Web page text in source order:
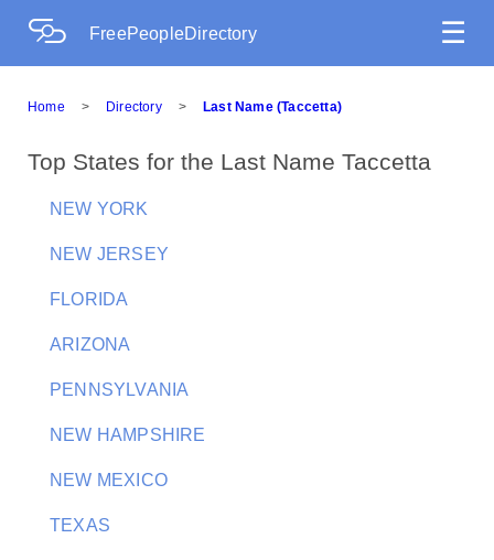
FreePeopleDirectory ☰
Home > Directory > Last Name (Taccetta)
Top States for the Last Name Taccetta
NEW YORK
NEW JERSEY
FLORIDA
ARIZONA
PENNSYLVANIA
NEW HAMPSHIRE
NEW MEXICO
TEXAS